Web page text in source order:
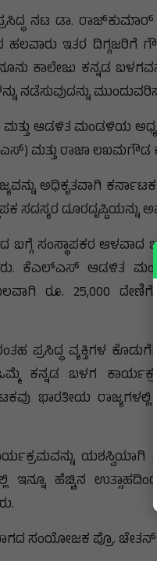
ನಟ ಡಾ.
ಇತರ ದಿಗ್ಗಜರಿಗೆ
ಕಾಲೇಜು ಕನ್ನಡ
ನಡೆಸುವುದನ್ನು
ಮತ್ತು ಆಡಳಿತ ಮಂಡಳಿಯ
ಮತ್ತು ರಾಜಾ ಲಖಮಗೌಡ
ಅಧಿಕೃತವಾಗಿ
ಸದಸ್ಯರ ದೂರದೃಷ್ಟಿಯನ್ನು
ಬಗ್ಗೆ ಸಂಸ್ಥಾಪಕರ ಆಳವಾದ
ಕೆಎಲ್ಎಸ್ ಆಡಳಿತ
ರೂ. 25,000
ಪ್ರಸಿದ್ಧ ವ್ಯಕ್ತಿಗಳ
ಕನ್ನಡ ಬಳಗ
ಭಾರತೀಯ ರಾಜ್ಯಗಳಲ್ಲಿ
ಯಶಸ್ವಿಯಾಗಿ
ಇನ್ನೂ ಹೆಚ್ಚಿನ
ಸಂಯೋಜಕ ಪ್ರೊ.